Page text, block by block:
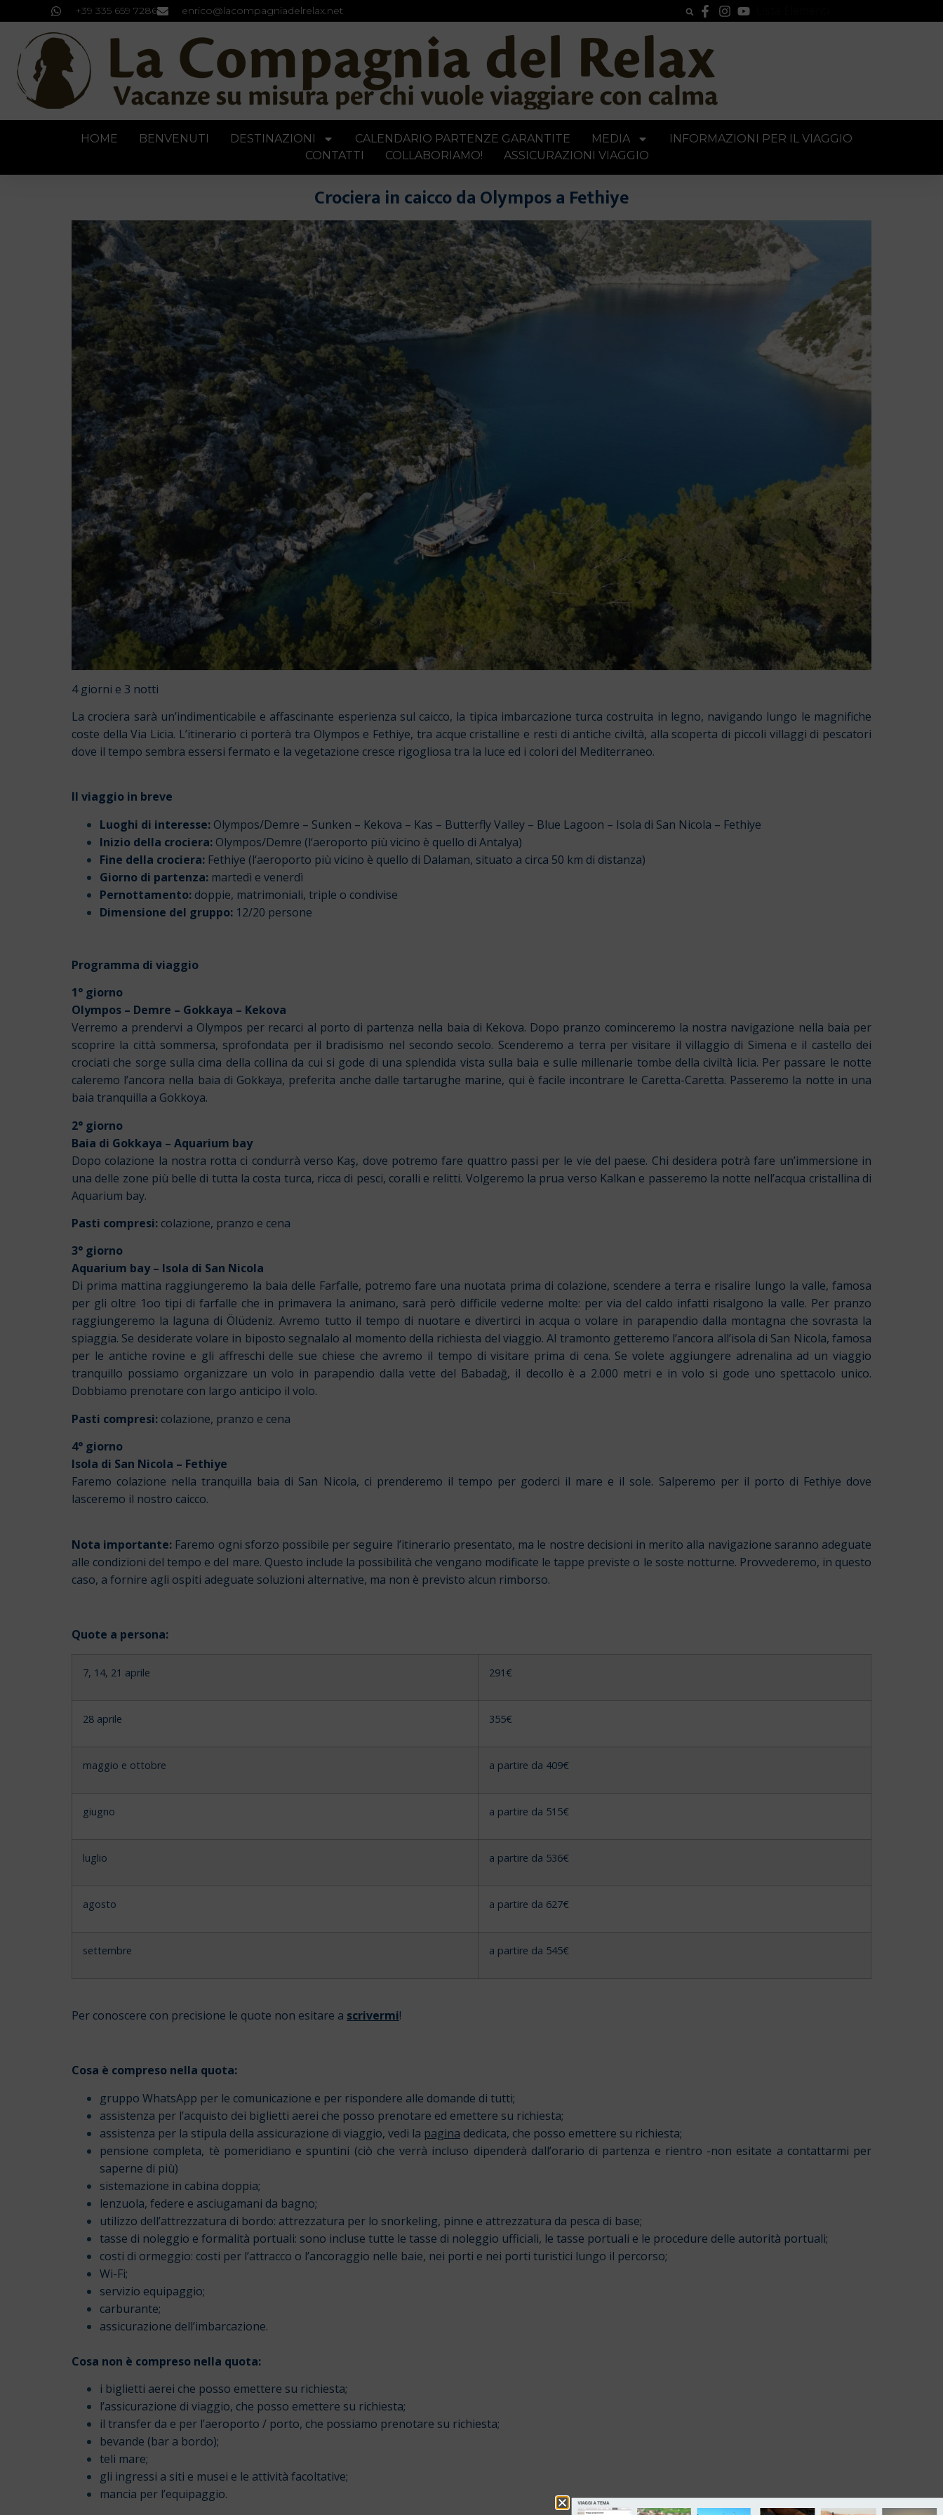
+39 335 659 7286 enrico@lacompagniadelrelax.net
HOME BENVENUTI DESTINAZIONI CALENDARIO PARTENZE GARANTITE MEDIA
INFORMAZIONI PER IL VIAGGIO
CONTATTI
COLLABORIAMO! ASSICURAZIONI VIAGGIO
Crociera in caicco da Olympos a Fethiye
4 giorni e 3 notti
La crociera sarà un’indimenticabile e affascinante esperienza sul caicco, la tipica imbarcazione turca costruita in legno, navigando lungo le magnifiche
coste della Via Licia. L’itinerario ci porterà tra Olympos e Fethiye, tra acque cristalline e resti di antiche civiltà, alla scoperta di piccoli villaggi di pescatori
dove il tempo sembra essersi fermato e la vegetazione cresce rigogliosa tra la luce ed i colori del Mediterraneo.
Il viaggio in breve
Luoghi di interesse: Olympos/Demre – Sunken – Kekova – Kas – Butterfly Valley – Blue Lagoon – Isola di San Nicola – Fethiye
Inizio della crociera: Olympos/Demre (l‘aeroporto più vicino è quello di Antalya)
Fine della crociera: Fethiye (l‘aeroporto più vicino è quello di Dalaman, situato a circa 50 km di distanza)
Giorno di partenza: martedì e venerdì
Pernottamento: doppie, matrimoniali, triple o condivise
Dimensione del gruppo: 12/20 persone
Programma di viaggio
1° giorno
Olympos – Demre – Gokkaya – Kekova
Verremo a prendervi a Olympos per recarci al porto di partenza nella baia di Kekova. Dopo pranzo cominceremo la nostra navigazione nella baia per
scoprire la città sommersa, sprofondata per il bradisismo nel secondo secolo. Scenderemo a terra per visitare il villaggio di Simena e il castello dei
crociati che sorge sulla cima della collina da cui si gode di una splendida vista sulla baia e sulle millenarie tombe della civiltà licia. Per passare le notte
caleremo l’ancora nella baia di Gokkaya, preferita anche dalle tartarughe marine, qui è facile incontrare le Caretta-Caretta. Passeremo la notte in una
baia tranquilla a Gokkoya.
2° giorno
Baia di Gokkaya – Aquarium bay
Dopo colazione la nostra rotta ci condurrà verso Kaş, dove potremo fare quattro passi per le vie del paese. Chi desidera potrà fare un’immersione in
una delle zone più belle di tutta la costa turca, ricca di pesci, coralli e relitti. Volgeremo la prua verso Kalkan e passeremo la notte nell’acqua cristallina di
Aquarium bay.
Pasti compresi: colazione, pranzo e cena
3° giorno
Aquarium bay – Isola di San Nicola
Di prima mattina raggiungeremo la baia delle Farfalle, potremo fare una nuotata prima di colazione, scendere a terra e risalire lungo la valle, famosa
per gli oltre 1oo tipi di farfalle che in primavera la animano, sarà però difficile vederne molte: per via del caldo infatti risalgono la valle. Per pranzo
raggiungeremo la laguna di Ölüdeniz. Avremo tutto il tempo di nuotare e divertirci in acqua o volare in parapendio dalla montagna che sovrasta la
spiaggia. Se desiderate volare in biposto segnalalo al momento della richiesta del viaggio. Al tramonto getteremo l’ancora all’isola di San Nicola, famosa
per le antiche rovine e gli affreschi delle sue chiese che avremo il tempo di visitare prima di cena. Se volete aggiungere adrenalina ad un viaggio
tranquillo possiamo organizzare un volo in parapendio dalla vette del Babadağ, il decollo è a 2.000 metri e in volo si gode uno spettacolo unico.
Dobbiamo prenotare con largo anticipo il volo.
Pasti compresi: colazione, pranzo e cena
4° giorno
Isola di San Nicola – Fethiye
Faremo colazione nella tranquilla baia di San Nicola, ci prenderemo il tempo per goderci il mare e il sole. Salperemo per il porto di Fethiye dove
lasceremo il nostro caicco.
Nota importante: Faremo ogni sforzo possibile per seguire l’itinerario presentato, ma le nostre decisioni in merito alla navigazione saranno adeguate
alle condizioni del tempo e del mare. Questo include la possibilità che vengano modificate le tappe previste o le soste notturne. Provvederemo, in questo
caso, a fornire agli ospiti adeguate soluzioni alternative, ma non è previsto alcun rimborso.
Quote a persona:
7, 14, 21 aprile 291€
28 aprile 355€
maggio e ottobre a partire da 409€
giugno a partire da 515€
luglio a partire da 536€
agosto a partire da 627€
settembre a partire da 545€
Per conoscere con precisione le quote non esitare a scrivermi!
Cosa è compreso nella quota:
gruppo WhatsApp per le comunicazione e per rispondere alle domande di tutti;
assistenza per l’acquisto dei biglietti aerei che posso prenotare ed emettere su richiesta;
assistenza per la stipula della assicurazione di viaggio, vedi la pagina dedicata, che posso emettere su richiesta;
pensione completa, tè pomeridiano e spuntini (ciò che verrà incluso dipenderà dall’orario di partenza e rientro -non esitate a contattarmi per
saperne di più)
sistemazione in cabina doppia;
lenzuola, federe e asciugamani da bagno;
utilizzo dell’attrezzatura di bordo: attrezzatura per lo snorkeling, pinne e attrezzatura da pesca di base;
tasse di noleggio e formalità portuali: sono incluse tutte le tasse di noleggio ufficiali, le tasse portuali e le procedure delle autorità portuali;
costi di ormeggio: costi per l’attracco o l’ancoraggio nelle baie, nei porti e nei porti turistici lungo il percorso;
Wi-Fi;
servizio equipaggio;
carburante;
assicurazione dell’imbarcazione.
Cosa non è compreso nella quota:
i biglietti aerei che posso emettere su richiesta;
l’assicurazione di viaggio, che posso emettere su richiesta;
il transfer da e per l’aeroporto / porto, che possiamo prenotare su richiesta;
bevande (bar a bordo);
teli mare;
gli ingressi a siti e musei e le attività facoltative;
mancia per l’equipaggio.